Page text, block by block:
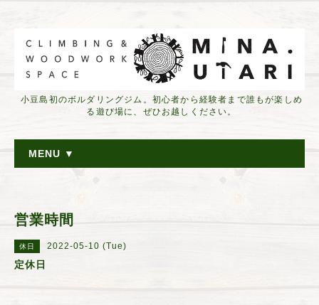
小豆島初のボルダリングジム。初心者から経験者まで誰もが楽しめ
る遊び場に、ぜひお越しください。
MENU ▼
営業時間
休日 2022-05-10 (Tue)
定休日